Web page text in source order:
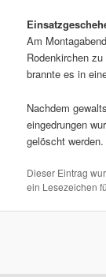
Am
Rodenkirchen
brannte es in
Nachdem
eingedrungen
gelöscht werden.
Dieser Eintrag
ein Lesezeichen